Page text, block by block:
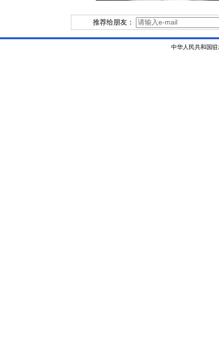
推荐给朋友：
中华人民共和国